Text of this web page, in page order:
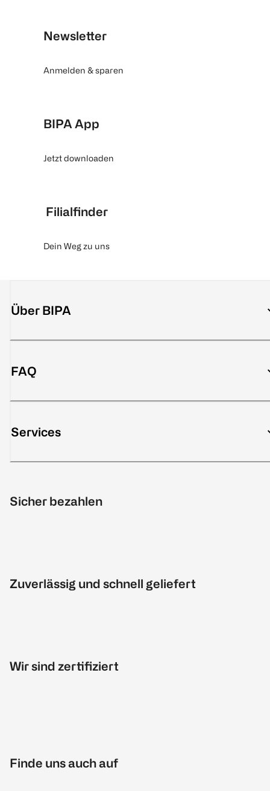
Newsletter
Anmelden & sparen
BIPA App
Jetzt downloaden
Filialfinder
Dein Weg zu uns
Über BIPA
FAQ
Services
Sicher bezahlen
Zuverlässig und schnell geliefert
Wir sind zertifiziert
Finde uns auch auf